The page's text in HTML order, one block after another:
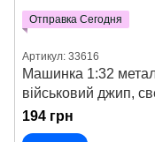
Отправка Сегодня
Артикул: 33616
Машинка 1:32
військовий джип,
194 грн